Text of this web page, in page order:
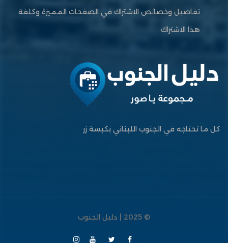
تفاصيل وخصائص الاشتراك في الصفحات المميزة وكلفة
هذا الاشتراك
كل ما تحتاجه في الجنوب اللبناني بكبسة زر
© 2025 | دليل الجنوب